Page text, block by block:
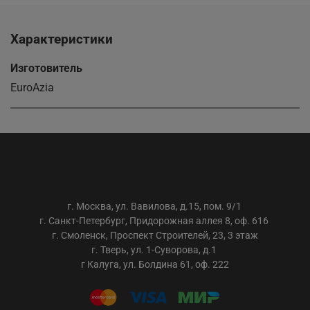
Характеристики
Изготовитель
EuroAzia
г. Москва, ул. Вавилова, д.15, пом. 9/1
г. Санкт-Петербург, Придорожная аллея 8, оф. 616
г. Смоленск, Проспект Строителей, 23, 3 этаж
г. Тверь, ул. 1-Суворова, д.1
г Калуга, ул. Болдина 61, оф. 222